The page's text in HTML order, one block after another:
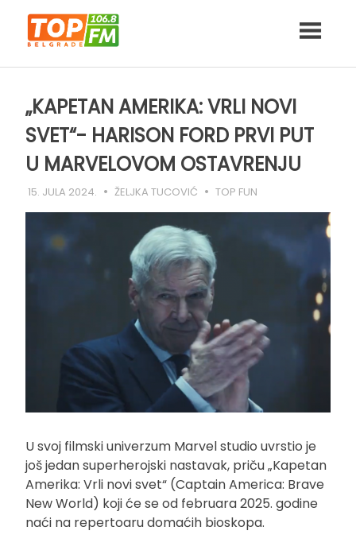
content
„KAPETAN AMERIKA: VRLI NOVI
SVET“- HARISON FORD PRVI PUT
U MARVELOVOM OSTAVRENJU
15. JULA 2024. ŽELJKA TUCOVIĆ TOP FUN
U svoj filmski univerzum Marvel studio uvrstio je
još jedan superherojski nastavak, priču „Kapetan
Amerika: Vrli novi svet“ (Captain America: Brave
New World) koji će se od februara 2025. godine
naći na repertoaru domaćih bioskopa.